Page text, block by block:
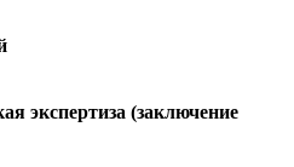
экспертиза (заключение